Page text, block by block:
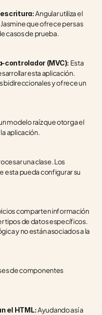
escritura: Angular utiliza el
que ofrece persas
casos de prueba.
controlador (MVC): Esta
esta aplicación.
bidireccionales y ofrece un
modelo raíz que otorga el
aplicación.
una clase. Los
esta pueda configurar su
comparten información
tipos de datos específicos.
y no están asociados a la
de componentes
el HTML: Ayudando así a